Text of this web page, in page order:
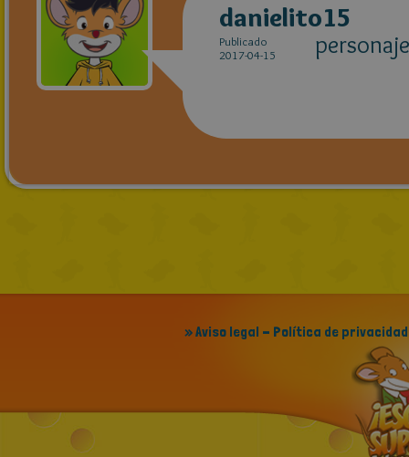
danielito15
Publicado
2017-04-15
» Aviso legal - Política de privacidad